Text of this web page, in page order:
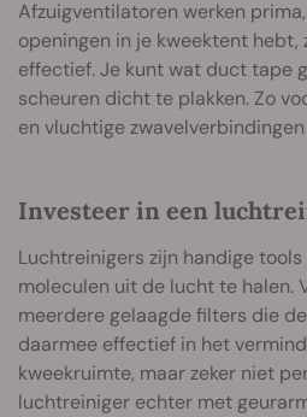
Afzuigventilatoren werken
openingen in je kweektent hebt,
effectief. Je kunt wat duct tape
scheuren dicht te plakken. Zo
en vluchtige
Investeer in een
Luchtreinigers zijn handige
moleculen uit de lucht te halen.
meerdere gelaagde filters die
daarmee effectief in het
kweekruimte, maar zeker niet
luchtreiniger echter met